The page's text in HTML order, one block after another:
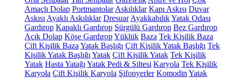
Amaçlı Dolap Portmantolar Askılıklar Kapı Askısı Duvar
Askısı Ayaklı Askılıklar Dresuar AyakkabılıkYatak Odası
Gardırop Kapaklı Gardırop Sürgülü Gardırop Bez Gardırop
Açık Dolap Köşe GardıropYüklük Baza Tek Kişilik Baza
Çift Kişilik Baza Yatak Başlığı Çift Kişilik Yatak Başlığı Tek
Kişilik Yatak Başlığı Yatak Çift Kişilik Yatak Tek Kişilik
Yatak Hasta Yatağı Yatak Pedi & Şiltesi Karyola Tek Kişilik
Karyola Çift Kişilik Karyola Şifonyerler Komodin Yatak